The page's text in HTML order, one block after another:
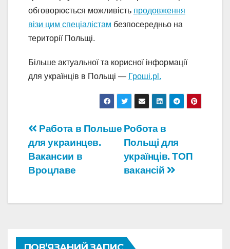
обговорюється можливість продовження
візи цим спеціалістам безпосередньо на
території Польщі.
Більше актуальної та корисної інформації
для українців в Польщі — Гроші.pl.
Навігація
записів
Робота в
Польщі для
українців. ТОП
вакансій
Работа в Польше
для украинцев.
Вакансии в
Вроцлаве